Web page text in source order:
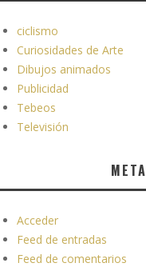
ciclismo
Curiosidades de Arte
Dibujos animados
Publicidad
Tebeos
Televisión
META
Acceder
Feed de entradas
Feed de comentarios